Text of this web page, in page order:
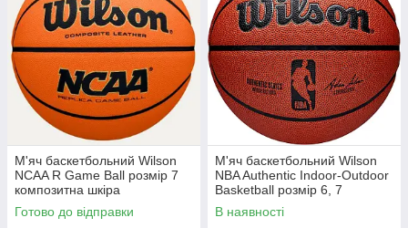
М'яч баскетбольний Wilson
NCAA R Game Ball розмір 7
композитна шкіра
(WZ2022101XB7)
Готово до відправки
М'яч баскетбольний Wilson
NBA Authentic Indoor-Outdoor
Basketball розмір 6, 7
композитна шкіра
(WZ2016501XB7)
В наявності